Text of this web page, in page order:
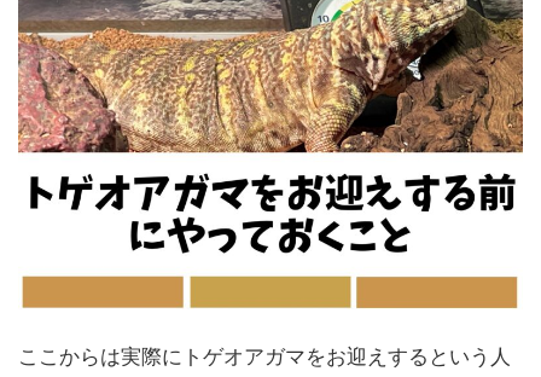
ここからは実際にトゲオアガマをお迎えするという人